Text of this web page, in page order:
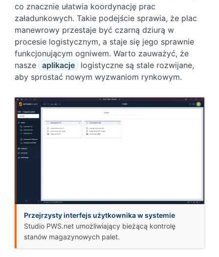
co znacznie ułatwia koordynację prac
załadunkowych. Takie podejście sprawia, że plac
manewrowy przestaje być czarną dziurą w
procesie logistycznym, a staje się jego sprawnie
funkcjonującym ogniwem. Warto zauważyć, że
nasze aplikacje
logistyczne są stale rozwijane,
aby sprostać nowym wyzwaniom rynkowym.
Przejrzysty interfejs użytkownika w systemie
Studio PWS.net umożliwiający bieżącą kontrolę
stanów magazynowych palet.